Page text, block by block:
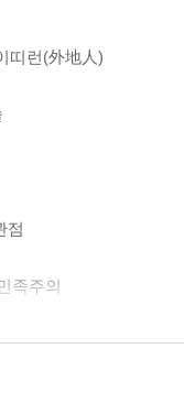
띠런(外地人)
점
족주의